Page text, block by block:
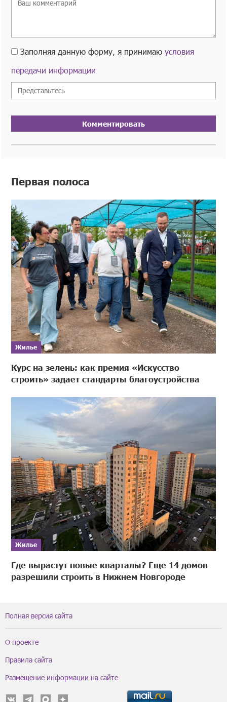
Заполняя данную форму, я принимаюусловия
передачи информации
Комментировать
Первая полоса
Жилье
Курс на зелень: как премия «Искусство
строить» задает стандарты благоустройства
Жилье
Где вырастут новые кварталы? Еще 14 домов
разрешили строить в Нижнем Новгороде
Полная версия сайта
О проекте
Правила сайта
Размещение информации на сайте